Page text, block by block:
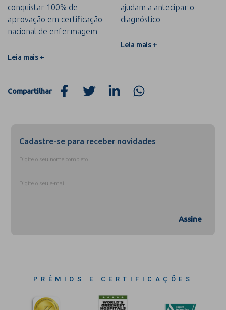
conquistar 100% de
aprovação em certificação
nacional de enfermagem
Leia mais +
ajudam a antecipar o
diagnóstico
Leia mais +
Compartilhar
Cadastre-se para receber novidades
Digite o seu nome completo
Digite o seu e-mail
Assine
PRÊMIOS E CERTIFICAÇÕES